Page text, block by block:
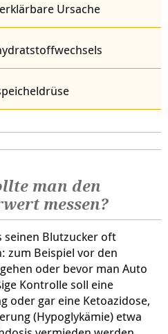
Ursache
man den
messen?
seinen Blutzucker oft
zum Beispiel vor den
oder bevor man Auto
Kontrolle soll eine
oder gar eine Ketoazidose,
(Hypoglykämie) etwa